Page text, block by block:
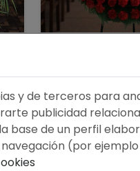
Corona Funeraria
245,00 €
y de terceros para
publicidad
base de un perfil
(por